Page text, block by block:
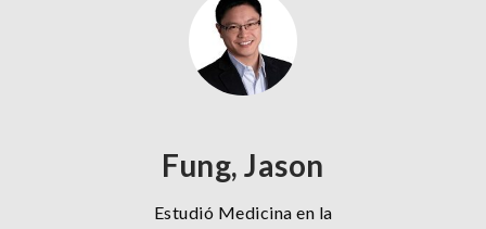
Fung, Jason
Estudió Medicina en la